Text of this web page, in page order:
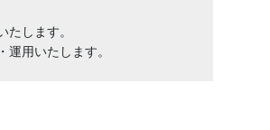
します。
用いたします。